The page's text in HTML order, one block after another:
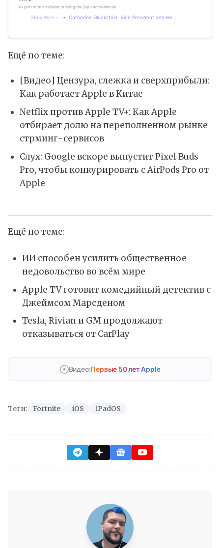
As part of our mission to bring the joy and community of gaming to players wherever they are and to
Xbox Wire Catherine Gluckstein, Vice President and Head of Product, Xbox Cloud Gaming
Ещё по теме:
[Видео] Цензура, слежка и сверхприбыли:
Как работает Apple в Китае
Netflix против Apple TV+: Как Apple
отбирает долю на переполненном рынке
стрминг-сервисов
Слух: Google вскоре выпустит Pixel Buds
Pro, чтобы конкурировать с AirPods Pro от
Apple
Ещё по теме:
ИИ способен усилить общественное
недовольство во всём мире
Apple TV готовит комедийный детектив с
Джеймсом Марсденом
Tesla, Rivian и GM продолжают
отказываться от CarPlay
Видео:Первые 50 лет Apple
Теги: Fortnite iOS iPadOS